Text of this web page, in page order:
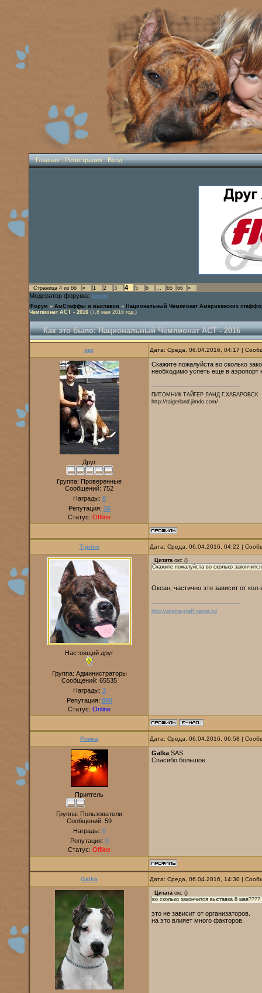
Главная|Регистрация|Вход
Страница 4 из 66 « 1 2 3 4 5 6 … 65 66 »
Модератор форума: Amulet
Форум » АмСтаффы и выставки » Национальный Чемпионат Американских
Чемпионат АСТ - 2016 (7,8 мая 2016 год.)
Как это было: Национальный Чемпионат АСТ - 2016
окс Дата: Среда, 06.04.2016, 04:17 |
Друг
Группа: Проверенные
Сообщений: 752
Награды: 0
Репутация: 36
Статус: Offline
Скажите пожалуйста во сколько
необходимо успеть еще в аэропорт
ПИТОМНИК ТАЙГЕР ЛАНД Г,ХАБАРОВСК
http://taigerland.jimdo.com/
Tigrino Дата: Среда, 06.04.2016, 04:22 |
Настоящий друг
Группа: Администраторы
Сообщений: 65535
Награды: 3
Репутация: 890
Статус: Online
Цитата окс ()
Скажите пожалуйста во сколько
Оксан, частично это зависит от
http://alterra-staff.narod.ru/
Ромка Дата: Среда, 06.04.2016, 06:58 |
Приятель
Группа: Пользователи
Сообщений: 59
Награды: 0
Репутация: 0
Статус: Offline
Galka ,SAS
Спасибо большое.
Galka Дата: Среда, 06.04.2016, 14:30 |
Цитата окс ()
во сколько закончится выставка 8 мая????
это не зависит от организаторов.
на это влияет много факторов.